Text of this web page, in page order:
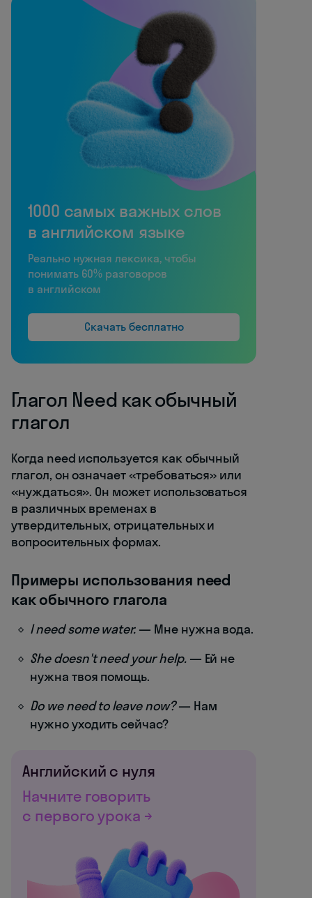
1000 самых важных слов
в английском языке
Реально нужная лексика, чтобы
понимать 60% разговоров
в английском
Скачать бесплатно
Глагол Need как обычный
глагол
Когда need используется как обычный
глагол, он означает «требоваться» или
«нуждаться». Он может использоваться
в различных временах в
утвердительных, отрицательных и
вопросительных формах.
Примеры использования need
как обычного глагола
I need some water. — Мне нужна вода.
She doesn't need your help.— Ей не
нужна твоя помощь.
Do we need to leave now?— Нам
нужно уходить сейчас?
Английский с нуля
Начните говорить
с первого урока →